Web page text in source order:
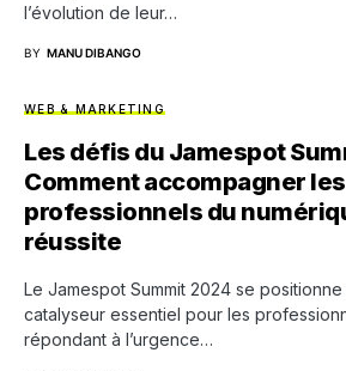
l’évolution de leur…
BY MANU DIBANGO
WEB & MARKETING
Les défis du Jamespot
Comment accompagner les
professionnels du
réussite
Le Jamespot Summit 2024 se positionne
catalyseur essentiel pour les
répondant à l’urgence…